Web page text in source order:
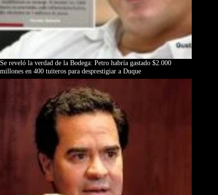
Se reveló la verdad de la Bodega: Petro habría gastado $2.000
millones en 400 tuiteros para desprestigiar a Duque